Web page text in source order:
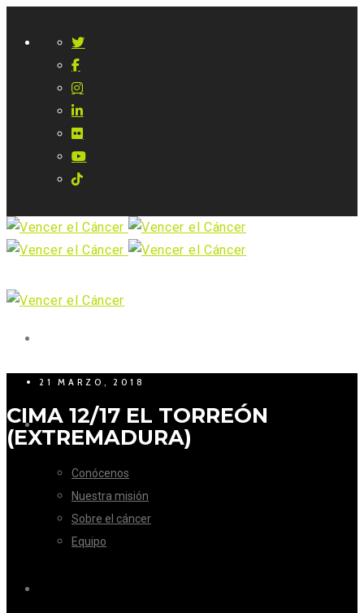
LA FUNDACIÓN
Conócenos
Nuestra misión
Sobre el cáncer
Equipo
21 MARZO, 2018
CIMA 12/17 EL TORREÓN
(EXTREMADURA)